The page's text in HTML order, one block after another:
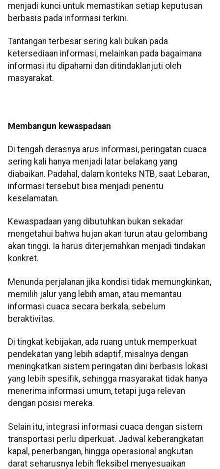
menjadi kunci untuk memastikan setiap keputusan
berbasis pada informasi terkini.
Tantangan terbesar sering kali bukan pada
ketersediaan informasi, melainkan pada bagaimana
informasi itu dipahami dan ditindaklanjuti oleh
masyarakat.
Membangun kewaspadaan
Di tengah derasnya arus informasi, peringatan cuaca
sering kali hanya menjadi latar belakang yang
diabaikan. Padahal, dalam konteks NTB, saat Lebaran,
informasi tersebut bisa menjadi penentu
keselamatan.
Kewaspadaan yang dibutuhkan bukan sekadar
mengetahui bahwa hujan akan turun atau gelombang
akan tinggi. Ia harus diterjemahkan menjadi tindakan
konkret.
Menunda perjalanan jika kondisi tidak memungkinkan,
memilih jalur yang lebih aman, atau memantau
informasi cuaca secara berkala, sebelum
beraktivitas.
Di tingkat kebijakan, ada ruang untuk memperkuat
pendekatan yang lebih adaptif, misalnya dengan
meningkatkan sistem peringatan dini berbasis lokasi
yang lebih spesifik, sehingga masyarakat tidak hanya
menerima informasi umum, tetapi juga relevan
dengan posisi mereka.
Selain itu, integrasi informasi cuaca dengan sistem
transportasi perlu diperkuat. Jadwal keberangkatan
kapal, penerbangan, hingga operasional angkutan
darat seharusnya lebih fleksibel menyesuaikan